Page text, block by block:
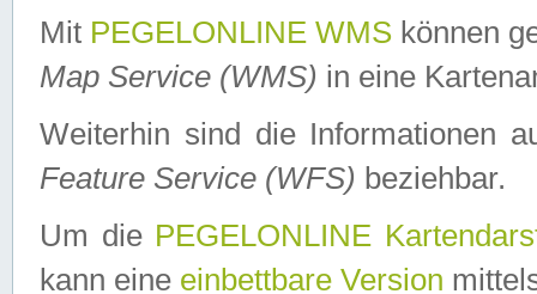
Mit PEGELONLINE WMS können
Map Service (WMS) in eine
Weiterhin sind die Informationen
Feature Service (WFS) beziehbar.
Um die PEGELONLINE
kann eine einbettbare Version